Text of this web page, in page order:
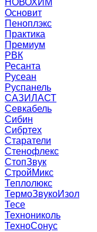
НОВОХИМ
Основит
Пеноплэкс
Практика
Премиум
РВК
Ресанта
Русеан
Руспанель
САЗИЛАСТ
Севкабель
Сибин
Сибртех
Старатели
Стенофлекс
СтопЗвук
СтройМикс
Теплолюкс
ТермоЗвукоИзол
Тесе
Технониколь
ТехноСонус